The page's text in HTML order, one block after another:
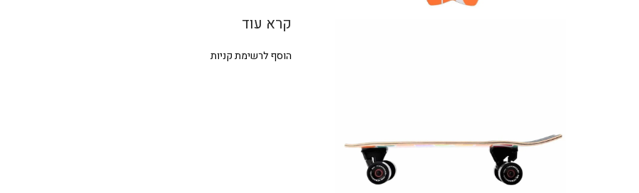
קרא עוד
הוסף לרשימת קניות